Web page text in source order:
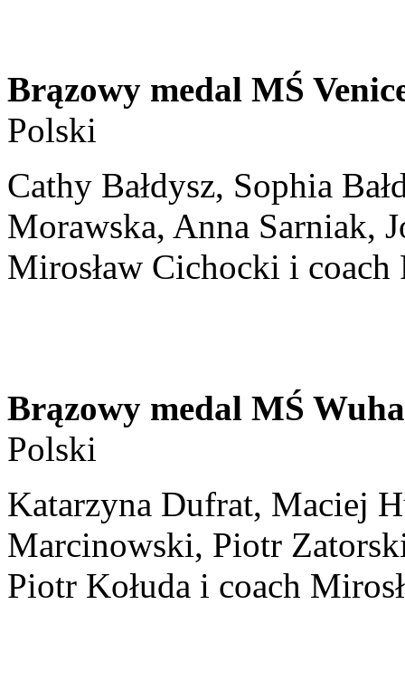
Brązowy medal MŚ
Polski
Cathy Bałdysz, Sophia
Morawska, Anna Sarniak,
Mirosław Cichocki i coach
Brązowy medal MŚ
Polski
Katarzyna Dufrat, Maciej
Marcinowski, Piotr
Piotr Kołuda i coach